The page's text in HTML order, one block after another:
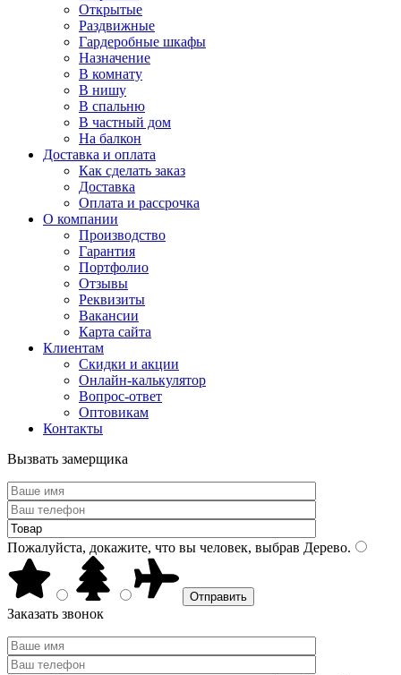
Открытые
Раздвижные
Гардеробные шкафы
Назначение
В комнату
В нишу
В спальню
В частный дом
На балкон
Доставка и оплата
Как сделать заказ
Доставка
Оплата и рассрочка
О компании
Производство
Гарантия
Портфолио
Отзывы
Реквизиты
Вакансии
Карта сайта
Клиентам
Скидки и акции
Онлайн-калькулятор
Вопрос-ответ
Оптовикам
Контакты
Вызвать замерщика
Пожалуйста, докажите, что вы человек, выбрав Дерево.
Заказать звонок